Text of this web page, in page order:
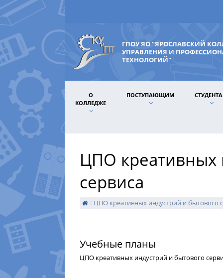
ГПОУ ЯО "ЯРОСЛАВСКИЙ
УПРАВЛЕНИЯ И
ТЕХНОЛОГИЙ"
О
КОЛЛЕДЖЕ
ПОСТУПАЮЩИМ
ЦПО креативных
сервиса
/ ЦПО креативных индустрий и бытового
Учебные планы
ЦПО креативных индустрий и бытового